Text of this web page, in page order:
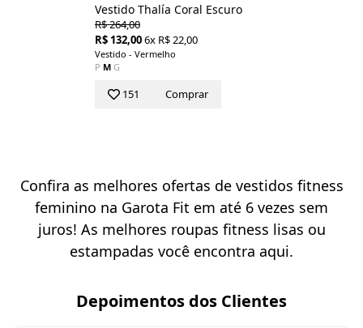
Vestido Thalía Coral Escuro
R$ 264,00
R$ 132,006x R$ 22,00
Vestido - Vermelho
P M G
151 Comprar
Confira as melhores ofertas de vestidos fitness
feminino na Garota Fit em até 6 vezes sem
juros! As melhores roupas fitness lisas ou
estampadas você encontra aqui.
Depoimentos dos Clientes